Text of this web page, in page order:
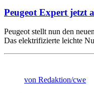
Peugeot Expert jetzt
Peugeot stellt nun den
Das elektrifizierte leichte
von Redaktion/cwe